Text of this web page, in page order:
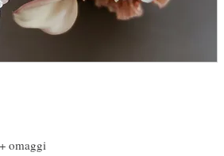
omaggi